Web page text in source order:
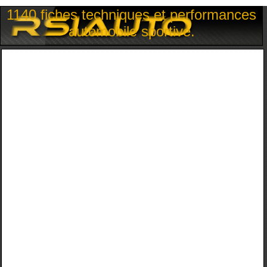
1140 fiches techniques et performances
automobile sportive.